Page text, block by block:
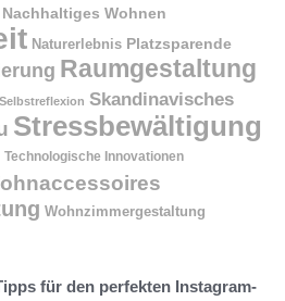
Nachhaltiges Wohnen
Naturerlebnis Platzsparende
Raumgestaltung
Selbstreflexion Skandinavisches
Stressbewältigung
Technologische Innovationen
Wohnzimmergestaltung
für den perfekten Instagram-